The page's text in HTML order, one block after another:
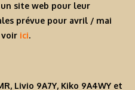
un site web pour leur
prévue pour avril / mai
ici.
Livio 9A7Y, Kiko 9A4WY et